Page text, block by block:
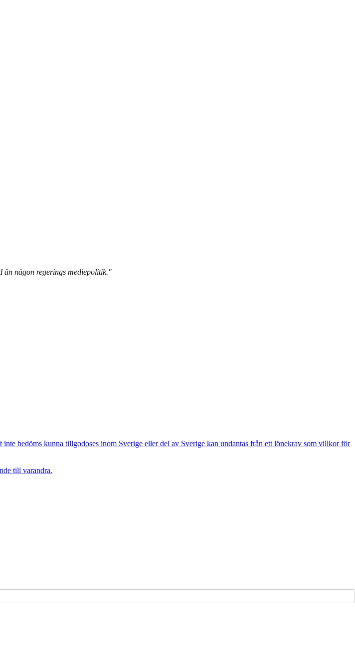
än någon regerings mediepolitik."
bedöms kunna tillgodoses inom Sverige eller del av Sverige kan undantas från ett lönekrav som villkor för
till varandra.